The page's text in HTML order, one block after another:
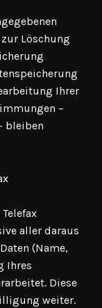
Löschung
Ihrer
–
bleiben
aller daraus
(Name,
Ihres
Diese
weiter.